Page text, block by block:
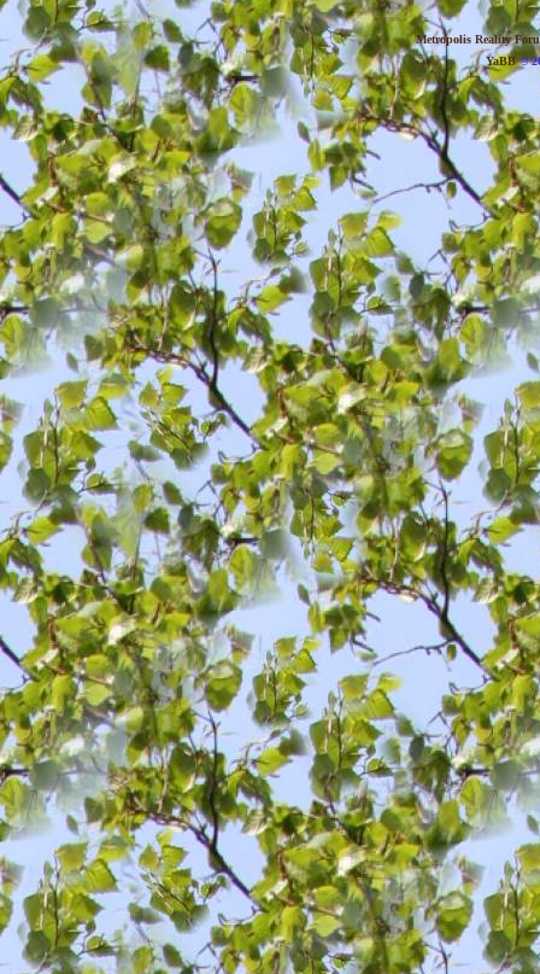
Metropolis Reality
YaBB©